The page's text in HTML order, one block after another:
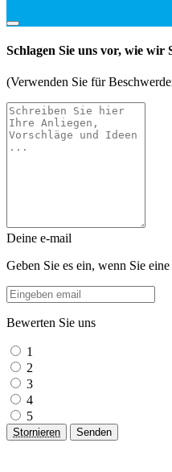
Schlagen Sie uns vor, wie
(Verwenden Sie für
Deine e-mail
Geben Sie es ein, wenn Sie
Bewerten Sie uns
1
2
3
4
5
Stornieren Senden